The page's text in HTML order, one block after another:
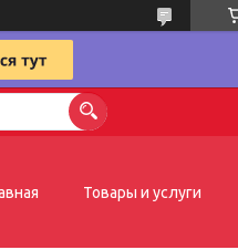
Товары и услуги